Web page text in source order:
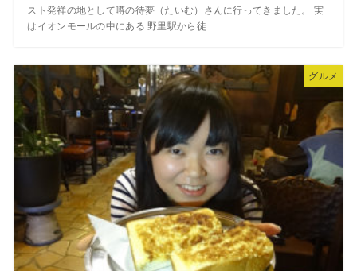
スト発祥の地として噂の待夢（たいむ）さんに行ってきました。 実
はイオンモールの中にある 野里駅から徒...
グルメ